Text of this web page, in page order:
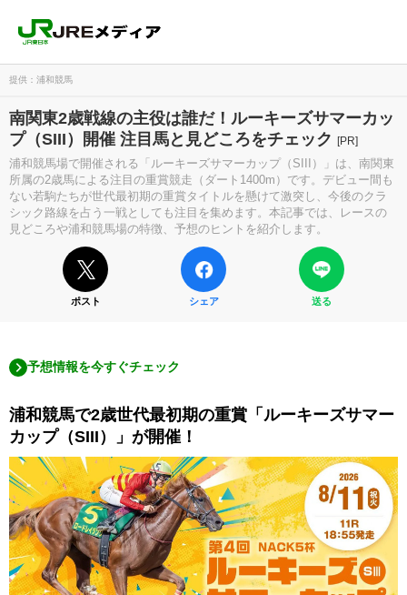
提供：浦和競馬
南関東2歳戦線の主役は誰だ！ルーキーズサマーカッ
プ（SIII）開催 注目馬と見どころをチェック
[PR]
浦和競馬場で開催される「ルーキーズサマーカップ（SIII）」は、南関東
所属の2歳馬による注目の重賞競走（ダート1400m）です。デビュー間も
ない若駒たちが世代最初期の重賞タイトルを懸けて激突し、今後のクラ
シック路線を占う一戦としても注目を集めます。本記事では、レースの
見どころや浦和競馬場の特徴、予想のヒントを紹介します。
ポスト シェア 送る
予想情報を今すぐチェック
浦和競馬で2歳世代最初期の重賞「ルーキーズサマー
カップ（SIII）」が開催！